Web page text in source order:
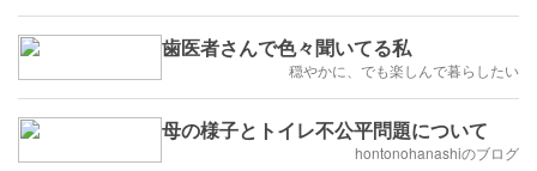
歯医者さんで色々聞いてる私
穏やかに、でも楽しんで暮らしたい
母の様子とトイレ不公平問題について
hontonohanashiのブログ